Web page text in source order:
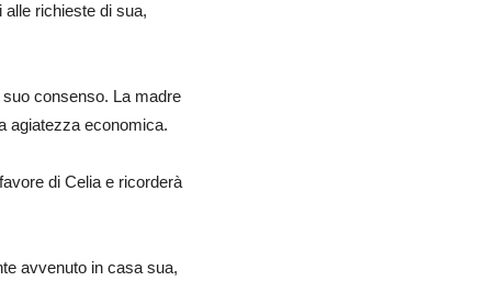
alle richieste di sua,
consenso. La madre
agiatezza economica.
di Celia e ricorderà
avvenuto in casa sua,